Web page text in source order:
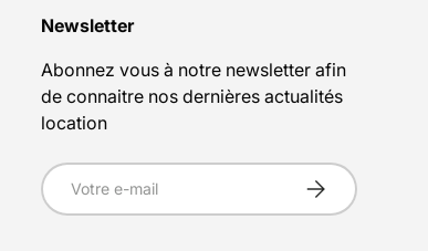
Newsletter
Abonnez vous à notre newsletter afin
de connaitre nos dernières actualités
location
E-mail S’inscrire